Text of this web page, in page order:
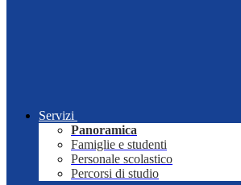
Servizi
Panoramica
Famiglie e studenti
Personale scolastico
Percorsi di studio